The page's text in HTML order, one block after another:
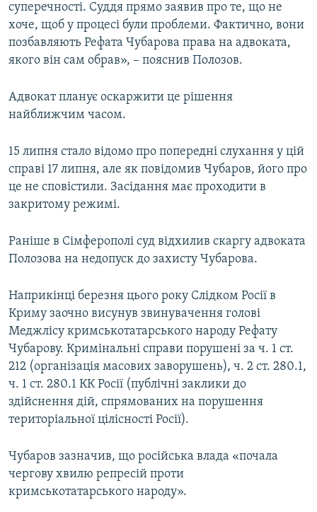
суперечності. Суддя прямо заявив про те, що не
хоче, щоб у процесі були проблеми. Фактично, вони
позбавляють Рефата Чубарова права на адвоката,
якого він сам обрав», – пояснив Полозов.
Адвокат планує оскаржити це рішення
найближчим часом.
15 липня стало відомо про попередні слухання у цій
справі 17 липня, але як повідомив Чубаров, його про
це не сповістили. Засідання має проходити в
закритому режимі.
Раніше в Сімферополі суд відхилив скаргу адвоката
Полозова на недопуск до захисту Чубарова.
Наприкінці березня цього року Слідком Росії в
Криму заочно висунув звинувачення голові
Меджлісу кримськотатарського народу Рефату
Чубарову. Кримінальні справи порушені за ч. 1 ст.
212 (організація масових заворушень), ч. 2 ст. 280.1,
ч. 1 ст. 280.1 КК Росії (публічні заклики до
здійснення дій, спрямованих на порушення
територіальної цілісності Росії).
Чубаров зазначив, що російська влада «почала
чергову хвилю репресій проти
кримськотатарського народу».